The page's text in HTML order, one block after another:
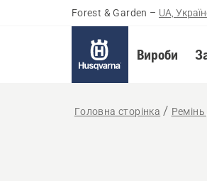
Forest & Garden – UA,
Вироби
Головна сторінка Ремінь